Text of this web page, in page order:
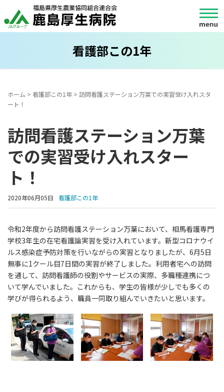
看護部この1年
ホーム > 看護部この1年> 訪問看護ステーション万葉での実習受け入れスタ
ート！
訪問看護ステーション万葉
での実習受け入れスター
ト！
2020年06月05日 看護部この1年
令和2年度から訪問看護ステーション万葉において、相馬看護専門
学校3年生の在宅看護論実習を受け入れています。新型コロナウイ
ルス感染症予防対策を行いながらの実習となりましたが、6月5日
無事に1クール目7日間の実習が終了しました。利用者宅への訪問
を通して、訪問看護師の役割やサービスの実際、多職種連携につ
いて学んでいました。これからも、学生の皆様が少しでも多くの
学びが得られるよう、職員一同取り組んでいきたいと思います。